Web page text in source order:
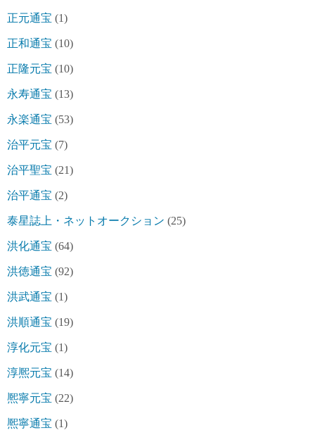
正元通宝 (1)
正和通宝 (10)
正隆元宝 (10)
永寿通宝 (13)
永楽通宝 (53)
治平元宝 (7)
治平聖宝 (21)
治平通宝 (2)
泰星誌上・ネットオークション (25)
洪化通宝 (64)
洪徳通宝 (92)
洪武通宝 (1)
洪順通宝 (19)
淳化元宝 (1)
淳熈元宝 (14)
熈寧元宝 (22)
熈寧通宝 (1)